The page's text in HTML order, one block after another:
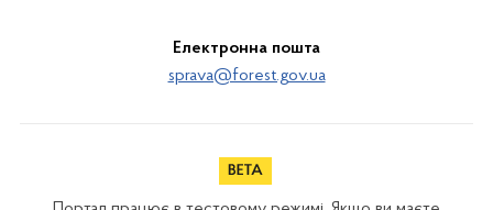
Електронна пошта
sprava@forest.gov.ua